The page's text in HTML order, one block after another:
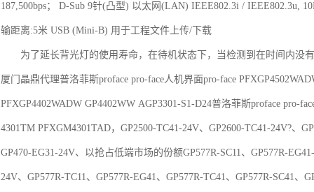
187,500bps； D-Sub 9针(凸型) 以太网(LAN) IEEE802.3i / IEEE802.3u,
输距离:5米 USB (Mini-B) 用于工程文件上传/下载
为了延长背光灯的使用寿命，在待机状态下，当检测到在时间内没有
厦门晶鼎代理普洛菲斯proface pro-face人机界面pro-face
PFXGP4402WADW GP4402WW AGP3301-S1-D24普洛菲斯proface pro-
4301TM PFXGM4301TAD，GP2500-TC41-24V、GP2600-TC41-24V?、
GP470-EG31-24V、以抢占低端市场的份额GP577R-SC11、GP577R-
24V、GP577R-TC11、GP577R-EG41、GP577R-TC41、GP577R-SC41